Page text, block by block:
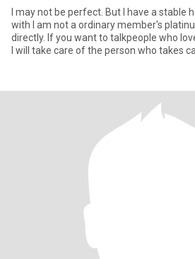
I may not be perfect. But I have a stable
with I am not a ordinary member's
directly. If you want to talkpeople who
I will take care of the person who takes